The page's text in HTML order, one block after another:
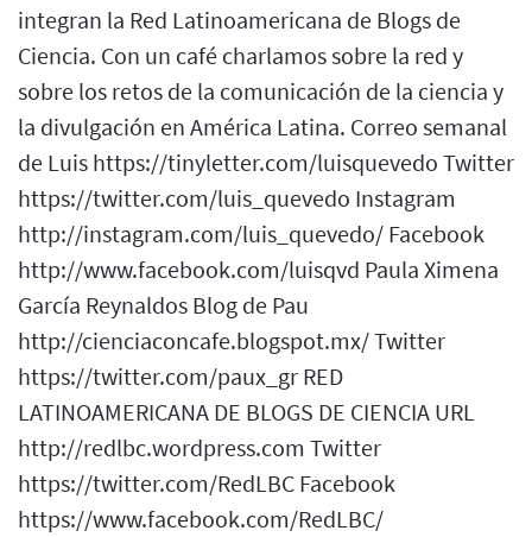
integran la Red Latinoamericana de Blogs de
Ciencia. Con un café charlamos sobre la red y
sobre los retos de la comunicación de la ciencia y
la divulgación en América Latina. Correo semanal
de Luis https://tinyletter.com/luisquevedo Twitter
https://twitter.com/luis_quevedo Instagram
http://instagram.com/luis_quevedo/ Facebook
http://www.facebook.com/luisqvd Paula Ximena
García Reynaldos Blog de Pau
http://cienciaconcafe.blogspot.mx/ Twitter
https://twitter.com/paux_gr RED
LATINOAMERICANA DE BLOGS DE CIENCIA URL
http://redlbc.wordpress.com Twitter
https://twitter.com/RedLBC Facebook
https://www.facebook.com/RedLBC/